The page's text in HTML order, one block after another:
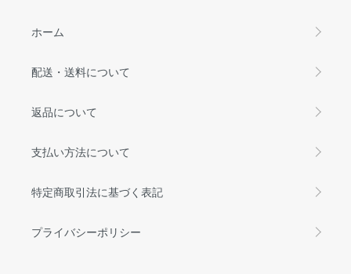
ホーム
配送・送料について
返品について
支払い方法について
特定商取引法に基づく表記
プライバシーポリシー